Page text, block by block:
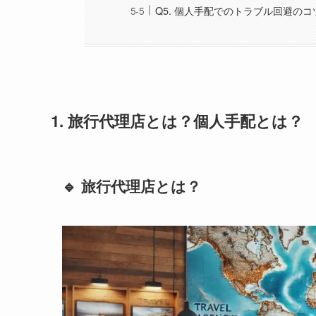
Q5. 個人手配でのトラブル回避のコ
1. 旅行代理店とは？個人手配とは？
🔹 旅行代理店とは？